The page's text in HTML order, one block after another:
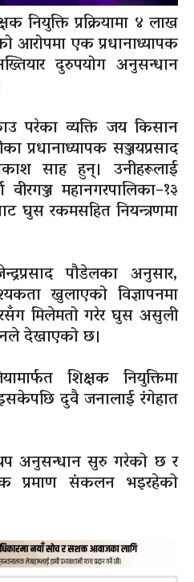
नियुक्ति प्रक्रियामा ४ लाख
आरोपमा एक प्रधानाध्यापक
दुरुपयोग अनुसन्धान
परेका व्यक्ति जय किसान
प्रधानाध्यापक सञ्जयप्रसाद
साह हुन्। उनीहरूलाई
महानगरपालिका–१३
घुस रकमसहित नियन्त्रणमा
पौडेलका अनुसार,
खुलाएको विज्ञापनमा
मिलेमतो गरेर घुस असुली
देखाएको छ।
शिक्षक नियुक्तिमा
दुवै जनालाई रंगेहात
अनुसन्धान सुरु गरेको छ र
प्रमाण संकलन भइरहेको